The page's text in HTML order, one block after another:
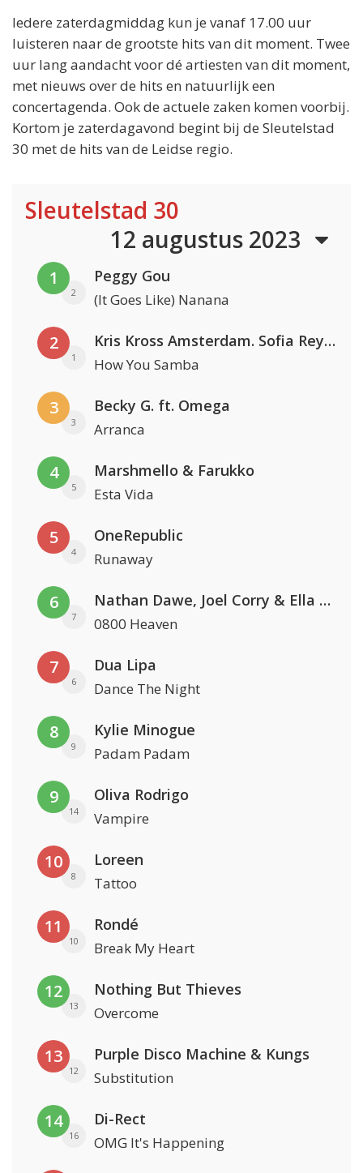
Iedere zaterdagmiddag kun je vanaf 17.00 uur
luisteren naar de grootste hits van dit moment. Twee
uur lang aandacht voor dé artiesten van dit moment,
met nieuws over de hits en natuurlijk een
concertagenda. Ook de actuele zaken komen voorbij.
Kortom je zaterdagavond begint bij de Sleutelstad
30 met de hits van de Leidse regio.
Sleutelstad 30
12 augustus 2023
1
2
Peggy Gou
(It Goes Like) Nanana
2
1
Kris Kross Amsterdam. Sofia Reyes & Tinie Tempah
How You Samba
3
3
Becky G. ft. Omega
Arranca
4
5
Marshmello & Farukko
Esta Vida
5
4
OneRepublic
Runaway
6
7
Nathan Dawe, Joel Corry & Ella Henderson
0800 Heaven
7
6
Dua Lipa
Dance The Night
8
9
Kylie Minogue
Padam Padam
9
14
Oliva Rodrigo
Vampire
10
8
Loreen
Tattoo
11
10
Rondé
Break My Heart
12
13
Nothing But Thieves
Overcome
13
12
Purple Disco Machine & Kungs
Substitution
14
16
Di-Rect
OMG It's Happening